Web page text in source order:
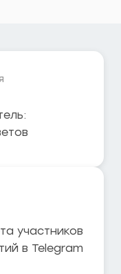
участников
в Telegram